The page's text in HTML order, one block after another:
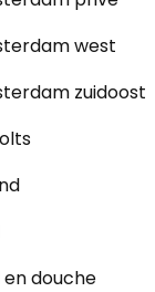
west
zuidoost
douche